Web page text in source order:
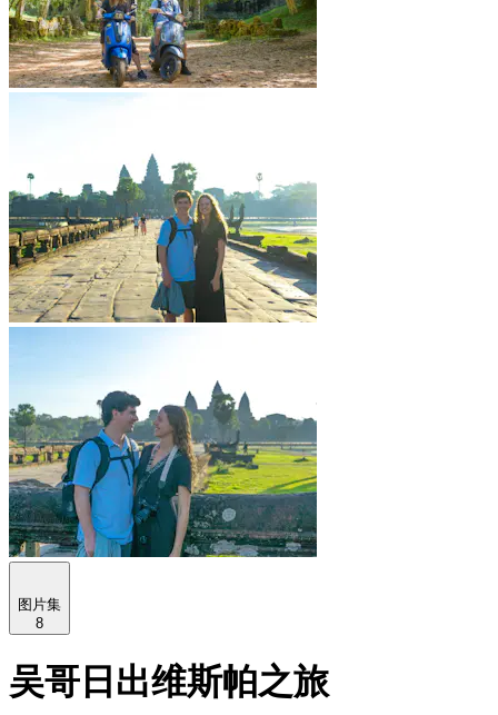
图片集
8
吴哥日出维斯帕之旅